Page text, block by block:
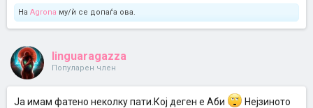
На Agrona му/ѝ се допаѓа ова.
linguaragazza
Популарен член
Ја имам фатено неколку пати.Кој деген е Аби
Нејзиното